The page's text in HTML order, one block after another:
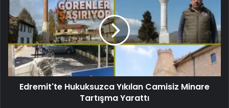
Edremit'te Hukuksuzca Yıkılan Camisiz Minare
Tartışma Yarattı